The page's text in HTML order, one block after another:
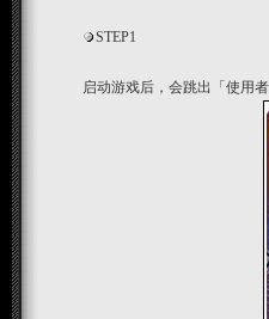
STEP1
启动游戏后，会跳出「使用